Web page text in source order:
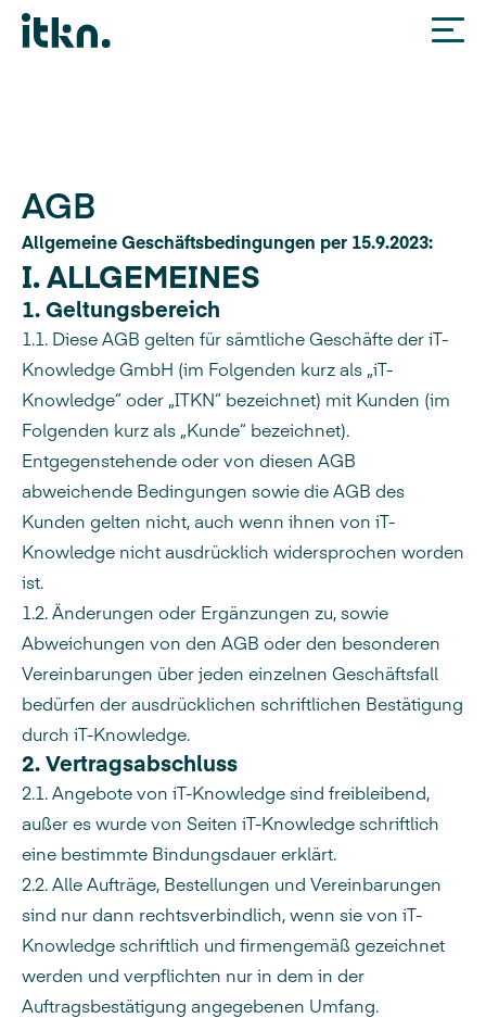
AGB
Allgemeine Geschäftsbedingungen per 15.9.2023:
I. ALLGEMEINES
1. Geltungsbereich
1.1. Diese AGB gelten für sämtliche Geschäfte der iT-
Knowledge GmbH (im Folgenden kurz als „iT-
Knowledge“ oder „ITKN“ bezeichnet) mit Kunden (im
Folgenden kurz als „Kunde“ bezeichnet).
Entgegenstehende oder von diesen AGB
abweichende Bedingungen sowie die AGB des
Kunden gelten nicht, auch wenn ihnen von iT-
Knowledge nicht ausdrücklich widersprochen worden
ist.
1.2. Änderungen oder Ergänzungen zu, sowie
Abweichungen von den AGB oder den besonderen
Vereinbarungen über jeden einzelnen Geschäftsfall
bedürfen der ausdrücklichen schriftlichen Bestätigung
durch iT-Knowledge.
2. Vertragsabschluss
2.1. Angebote von iT-Knowledge sind freibleibend,
außer es wurde von Seiten iT-Knowledge schriftlich
eine bestimmte Bindungsdauer erklärt.
2.2. Alle Aufträge, Bestellungen und Vereinbarungen
sind nur dann rechtsverbindlich, wenn sie von iT-
Knowledge schriftlich und firmengemäß gezeichnet
werden und verpflichten nur in dem in der
Auftragsbestätigung angegebenen Umfang.